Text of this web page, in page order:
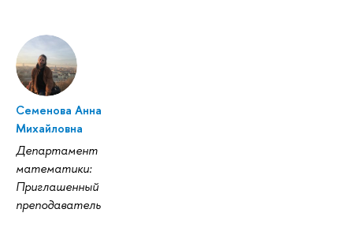
Семенова Анна
Михайловна
Департамент
математики:
Приглашенный
преподаватель